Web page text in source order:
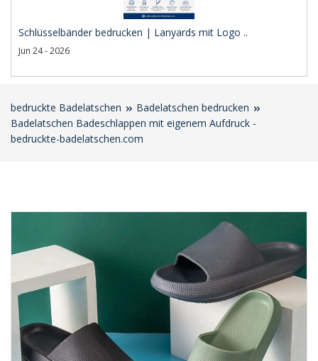
Schlüsselbänder bedrucken | Lanyards mit Logo ..
Jun 24 - 2026
bedruckte Badelatschen
Badelatschen bedrucken
Badelatschen Badeschlappen mit eigenem Aufdruck -
bedruckte-badelatschen.com